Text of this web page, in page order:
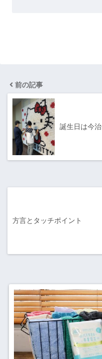
前の記事
誕生日は今治
方言とタッチポイント